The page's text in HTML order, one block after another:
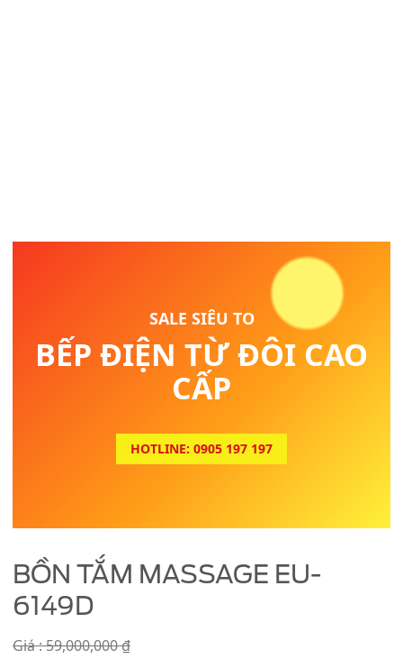
SALE SIÊU TO
BẾP ĐIỆN TỪ ĐÔI CAO
CẤP
HOTLINE: 0905 197 197
BỒN TẮM MASSAGE EU-
6149D
Giá :59,000,000₫